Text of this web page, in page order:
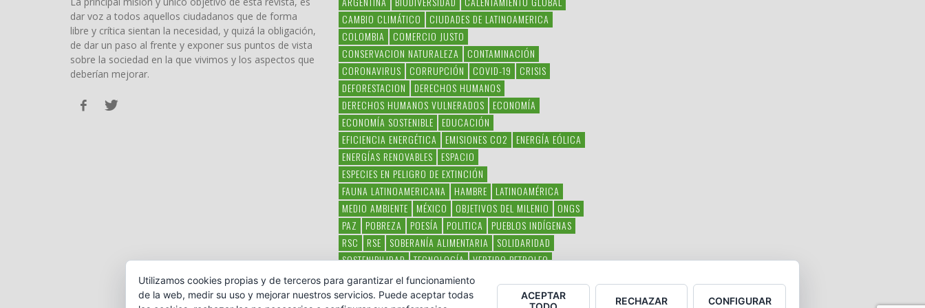
dar voz a todos aquellos ciudadanos que de forma
libre y crítica sientan la necesidad, y quizá la obligación,
de dar un paso al frente y exponer sus puntos de vista
sobre la sociedad en la que vivimos y los aspectos que
deberían mejorar.
CAMBIO CLIMÁTICO
CIUDADES DE LATINOAMERICA
COLOMBIA
COMERCIO JUSTO
CONSERVACION NATURALEZA
CONTAMINACIÓN
CORONAVIRUS
CORRUPCIÓN COVID-19
CRISIS
DEFORESTACION
DERECHOS HUMANOS
DERECHOS HUMANOS VULNERADOS
ECONOMÍA
ECONOMÍA SOSTENIBLE
EDUCACIÓN
EFICIENCIA ENERGÉTICA
EMISIONES CO2
ENERGÍA EÓLICA
ENERGÍAS RENOVABLES
ESPACIO
ESPECIES EN PELIGRO DE EXTINCIÓN
FAUNA LATINOAMERICANA
HAMBRE
LATINOAMÉRICA
MEDIO AMBIENTE
MÉXICO OBJETIVOS DEL MILENIO
ONGS
PAZ
POBREZA POESÍA POLITICA
PUEBLOS INDÍGENAS
RSC
RSE SOBERANÍA ALIMENTARIA
SOLIDARIDAD
SOSTENIBILIDAD TECNOLOGÍA VERTIDO PETROLEO
VIOLENCIA DE GÉNERO.
Utilizamos cookies propias y de terceros para garantizar el funcionamiento
de la web, medir su uso y mejorar nuestros servicios. Puede aceptar todas
ACEPTAR
RECHAZAR CONFIGURAR